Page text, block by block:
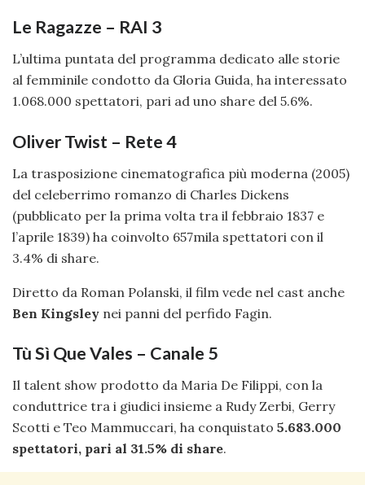
Le Ragazze – RAI 3
L’ultima puntata del programma dedicato alle storie
al femminile condotto da Gloria Guida, ha interessato
1.068.000 spettatori, pari ad uno share del 5.6%.
Oliver Twist – Rete 4
La trasposizione cinematografica più moderna (2005)
del celeberrimo romanzo di Charles Dickens
(pubblicato per la prima volta tra il febbraio 1837 e
l’aprile 1839) ha coinvolto 657mila spettatori con il
3.4% di share.
Diretto da Roman Polanski, il film vede nel cast anche
Ben Kingsley nei panni del perfido Fagin.
Tù Sì Que Vales – Canale 5
Il talent show prodotto da Maria De Filippi, con la
conduttrice tra i giudici insieme a Rudy Zerbi, Gerry
Scotti e Teo Mammuccari, ha conquistato 5.683.000
spettatori, pari al 31.5% di share.